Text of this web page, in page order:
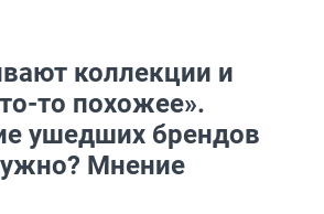
коллекции и
то похожее».
ушедших брендов
Мнение